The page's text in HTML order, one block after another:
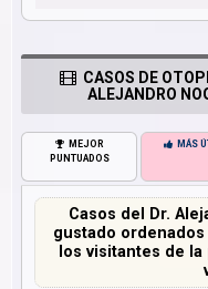
CASOS DE
ALEJANDRO
MEJOR
PUNTUADOS
MÁS
Casos del Dr.
gustado
los visitantes de